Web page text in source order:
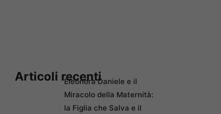
Articoli recentiEleonora Daniele e il
Miracolo della Maternità:
la Figlia che Salva e il